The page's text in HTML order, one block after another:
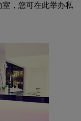
，您可在此举办私